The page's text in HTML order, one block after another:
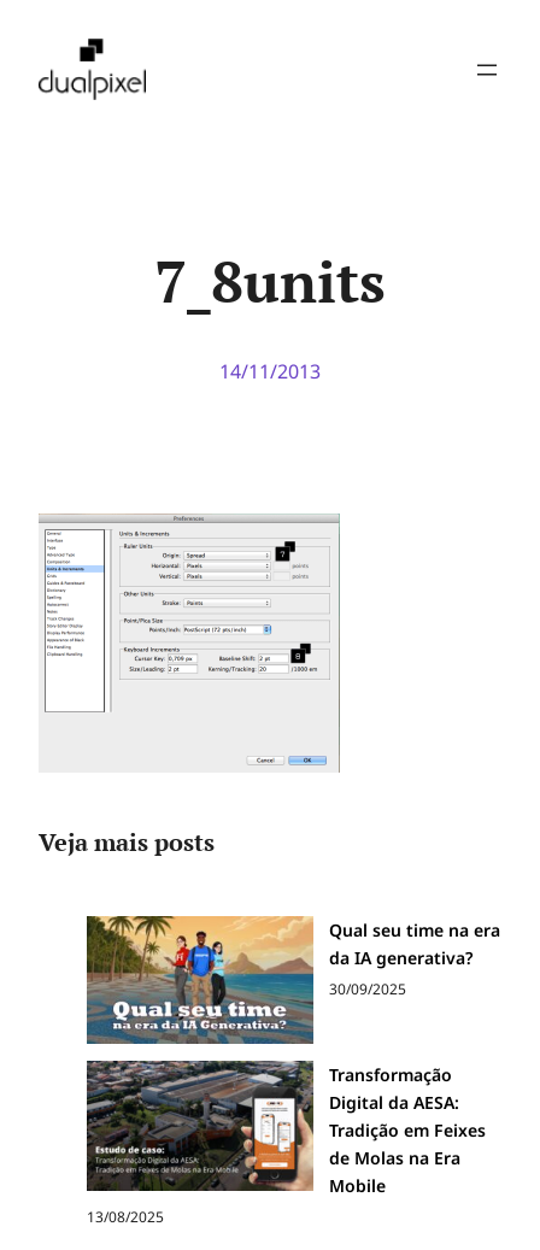
7_8units
14/11/2013
Veja mais posts
Qual seu time na era
da IA generativa?
30/09/2025
Transformação
Digital da AESA:
Tradição em Feixes
de Molas na Era
Mobile
13/08/2025